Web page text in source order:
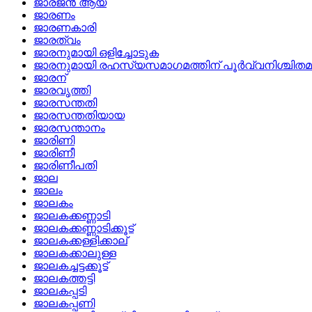
ജാരജന്‍ ആയ
ജാരണം
ജാരണകാരി
ജാരത്വം
ജാരനുമായി ഒളിച്ചോടുക
ജാരനുമായി രഹസ്യസമാഗമത്തിന്‌
ജാരന്
ജാരവൃത്തി
ജാരസന്തതി
ജാരസന്തതിയായ
ജാരസന്താനം
ജാരിണി
ജാരിണീ
ജാരിണീപതി
ജാല
ജാലം
ജാലകം
ജാലകക്കണ്ണാടി
ജാലകക്കണ്ണാടിക്കൂട്
ജാലകക്കള്ളിക്കാല്
ജാലകക്കാലുള്ള
ജാലകച്ചട്ടക്കൂട്
ജാലകത്തട്ടി
ജാലകപ്പടി
ജാലകപ്പണി